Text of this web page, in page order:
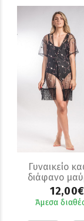
Γυναικείο
διάφανο
κέντημα σε 2
12,00€
Άμεσα